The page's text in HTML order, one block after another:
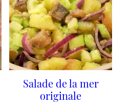
Salade de la mer
originale